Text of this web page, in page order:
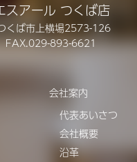
アール つくば店
くば市上横場2573-126
893-6621
会社案内
代表あいさつ
会社概要
沿革